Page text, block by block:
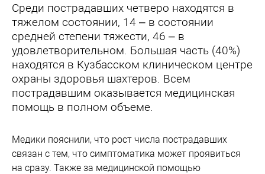
Среди пострадавших четверо находятся в
тяжелом состоянии, 14 – в состоянии
средней степени тяжести, 46 – в
удовлетворительном. Большая часть (40%)
находятся в Кузбасском клиническом центре
охраны здоровья шахтеров. Всем
пострадавшим оказывается медицинская
помощь в полном объеме.
Медики пояснили, что рост числа пострадавших
связан с тем, что симптоматика может проявиться
на сразу. Также за медицинской помощью